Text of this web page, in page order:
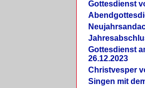
Gottesdienst
Gottesdienst
26.12.2023
Christvesper
Singen mit